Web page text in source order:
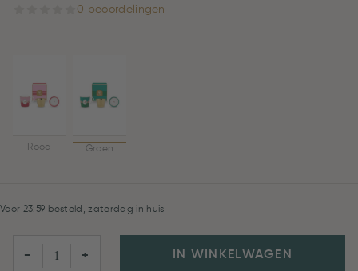
0 beoordelingen
Rood Groen
Voor 23:59 besteld, zaterdag in huis
− + IN WINKELWAGEN